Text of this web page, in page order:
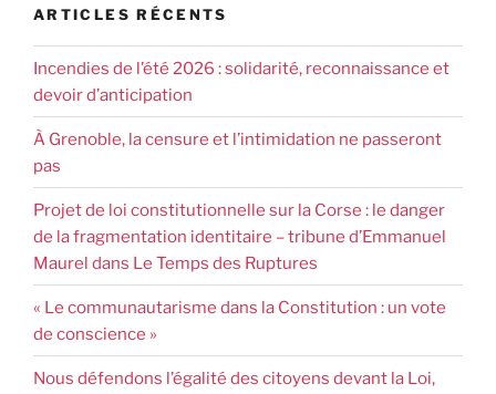
ARTICLES RÉCENTS
Incendies de l’été 2026 : solidarité, reconnaissance et
devoir d’anticipation
À Grenoble, la censure et l’intimidation ne passeront
pas
Projet de loi constitutionnelle sur la Corse : le danger
de la fragmentation identitaire – tribune d’Emmanuel
Maurel dans Le Temps des Ruptures
« Le communautarisme dans la Constitution : un vote
de conscience »
Nous défendons l’égalité des citoyens devant la Loi,